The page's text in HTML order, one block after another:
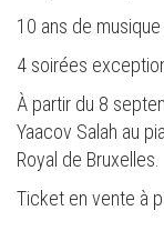
10 ans de
4 soirées
À partir du 8
Yaacov Salah au
Royal de Bruxelles.
Ticket en vente à